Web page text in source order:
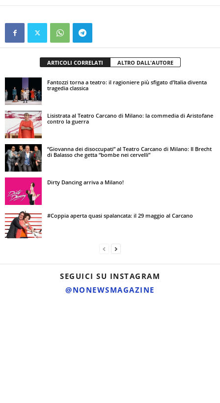
ARTICOLI CORRELATI ALTRO DALL'AUTORE
Fantozzi torna a teatro: il ragioniere più sfigato d’Italia diventa
tragedia classica
Lisistrata al Teatro Carcano di Milano: la commedia di Aristofane
contro la guerra
“Giovanna dei disoccupati” al Teatro Carcano di Milano: Il Brecht
di Balasso che getta “bombe nei cervelli”
Dirty Dancing arriva a Milano!
#Coppia aperta quasi spalancata: il 29 maggio al Carcano
SEGUICI SU INSTAGRAM
@NONEWSMAGAZINE